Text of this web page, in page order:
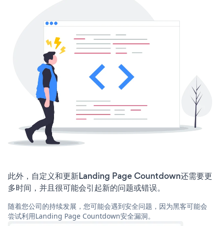
此外，自定义和更新Landing Page Countdown还需要更
多时间，并且很可能会引起新的问题或错误。
随着您公司的持续发展，您可能会遇到安全问题，因为黑客可能会
尝试利用Landing Page Countdown安全漏洞。